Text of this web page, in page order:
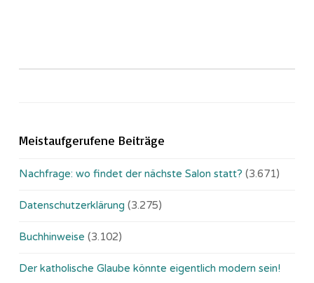
Meistaufgerufene Beiträge
Nachfrage: wo findet der nächste Salon statt? (3.671)
Datenschutzerklärung (3.275)
Buchhinweise (3.102)
Der katholische Glaube könnte eigentlich modern sein!